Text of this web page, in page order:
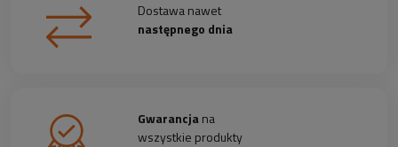
Dostawa nawet
następnego dnia
Gwarancjana
wszystkie produkty